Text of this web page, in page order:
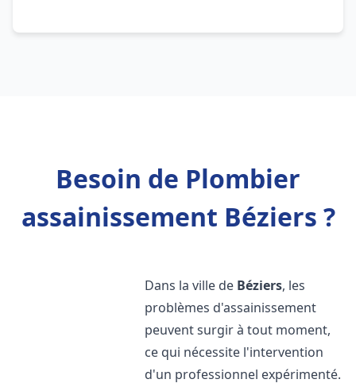
Besoin de Plombier
assainissement Béziers ?
Dans la ville de Béziers, les
problèmes d'assainissement
peuvent surgir à tout moment,
ce qui nécessite l'intervention
d'un professionnel expérimenté.